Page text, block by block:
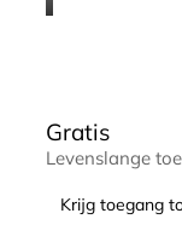
Gratis
Levenslange
Krijg toegang